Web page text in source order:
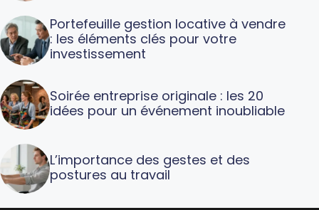
Portefeuille gestion locative à vendre
: les éléments clés pour votre
investissement
Soirée entreprise originale : les 20
idées pour un événement inoubliable
L’importance des gestes et des
postures au travail